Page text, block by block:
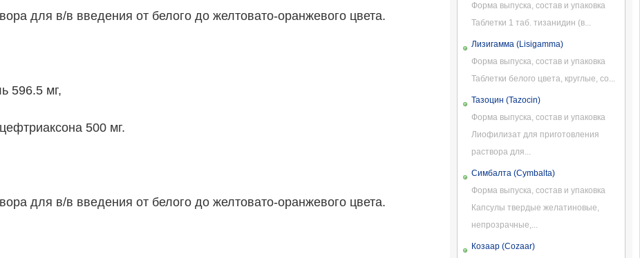
для в/в введения от белого до желтовато-оранжевого цвета.
596.5 мг,
500 мг.
для в/в введения от белого до желтовато-оранжевого цвета.
Форма выпуска, состав и упаковка
Таблетки 1 таб. тизанидин (в...
Лизигамма (Lisigamma)
Форма выпуска, состав и упаковка
Таблетки белого цвета, круглые, со...
Тазоцин (Tazocin)
Форма выпуска, состав и упаковка
Лиофилизат для приготовления
раствора для...
Симбалта (Cymbalta)
Форма выпуска, состав и упаковка
Капсулы твердые желатиновые,
непрозрачные,...
Козаар (Cozaar)